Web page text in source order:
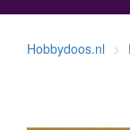
Hobbydoos.nl